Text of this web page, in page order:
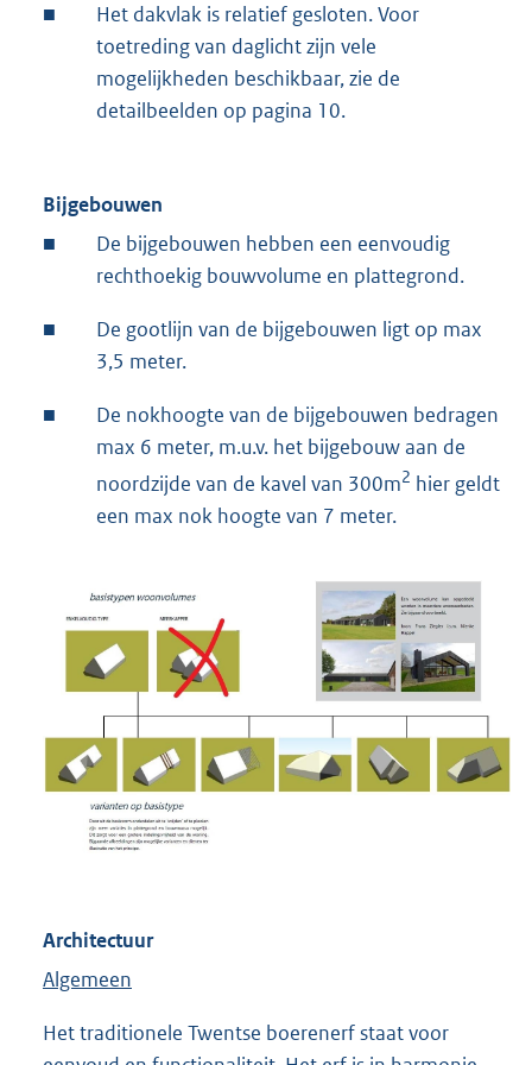
■
Het dakvlak is relatief gesloten. Voor
toetreding van daglicht zijn vele
mogelijkheden beschikbaar, zie de
detailbeelden op pagina 10.
Bijgebouwen
■
De bijgebouwen hebben een eenvoudig
rechthoekig bouwvolume en plattegrond.
■
De gootlijn van de bijgebouwen ligt op max
3,5 meter.
■
De nokhoogte van de bijgebouwen bedragen
max 6 meter, m.u.v. het bijgebouw aan de
noordzijde van de kavel van 300m2 hier geldt
een max nok hoogte van 7 meter.
Architectuur
Algemeen
Het traditionele Twentse boerenerf staat voor